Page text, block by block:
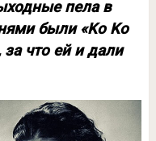
пела в
были «Ko Ko
за что ей и дали